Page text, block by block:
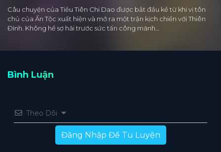
Câu chuyện của Tiểu Tiên Chi Dao được bắt đầu kể từ khi vị tôn
chủ của Ấn Tộc xuất hiện và mở ra một trận kịch chiến với Thiên
Đình. Không hề sợ hãi trước sức tấn công mãnh…
Bình Luận
Theo Dõi
Đăng Nhập Để Tu Luyện